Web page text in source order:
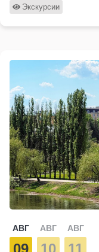
Экскурсии
АВГ АВГ АВГ